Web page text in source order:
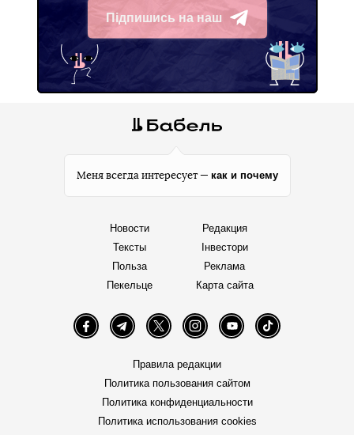
Підпишись на наш
Telegram
Меня всегда интересует — как и почему
Новости
Тексты
Польза
Пекельце
Редакция
Інвестори
Реклама
Карта сайта
FacebookTelegramTwitter InstagramYouTube TikTok
Правила редакции
Политика пользования сайтом
Политика конфиденциальности
Политика использования cookies